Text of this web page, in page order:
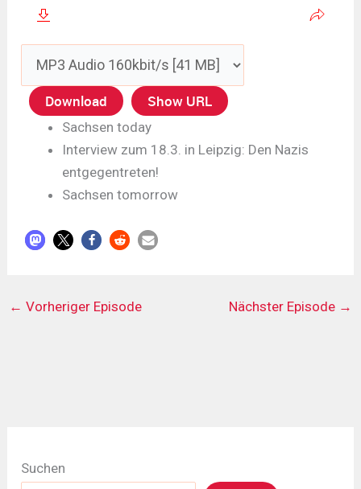
Download Show URL
Sachsen today
Interview zum 18.3. in Leipzig: Den Nazis
entgegentreten!
Sachsen tomorrow
← Vorheriger Episode Nächster Episode →
Suchen